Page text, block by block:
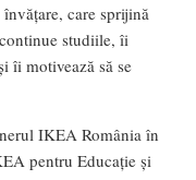
care sprijină
studiile, îi
îi motivează să se
IKEA România în
pentru Educație și